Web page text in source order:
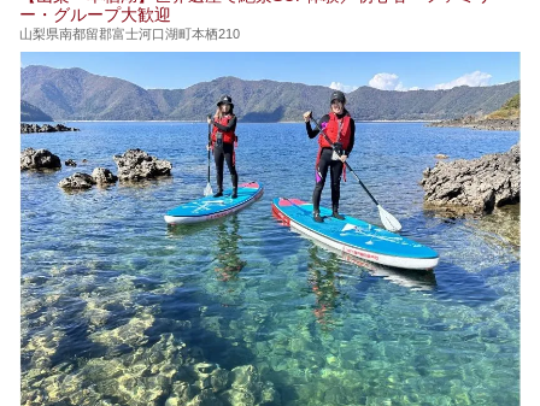
ー・グループ大歓迎
山梨県南都留郡富士河口湖町本栖210